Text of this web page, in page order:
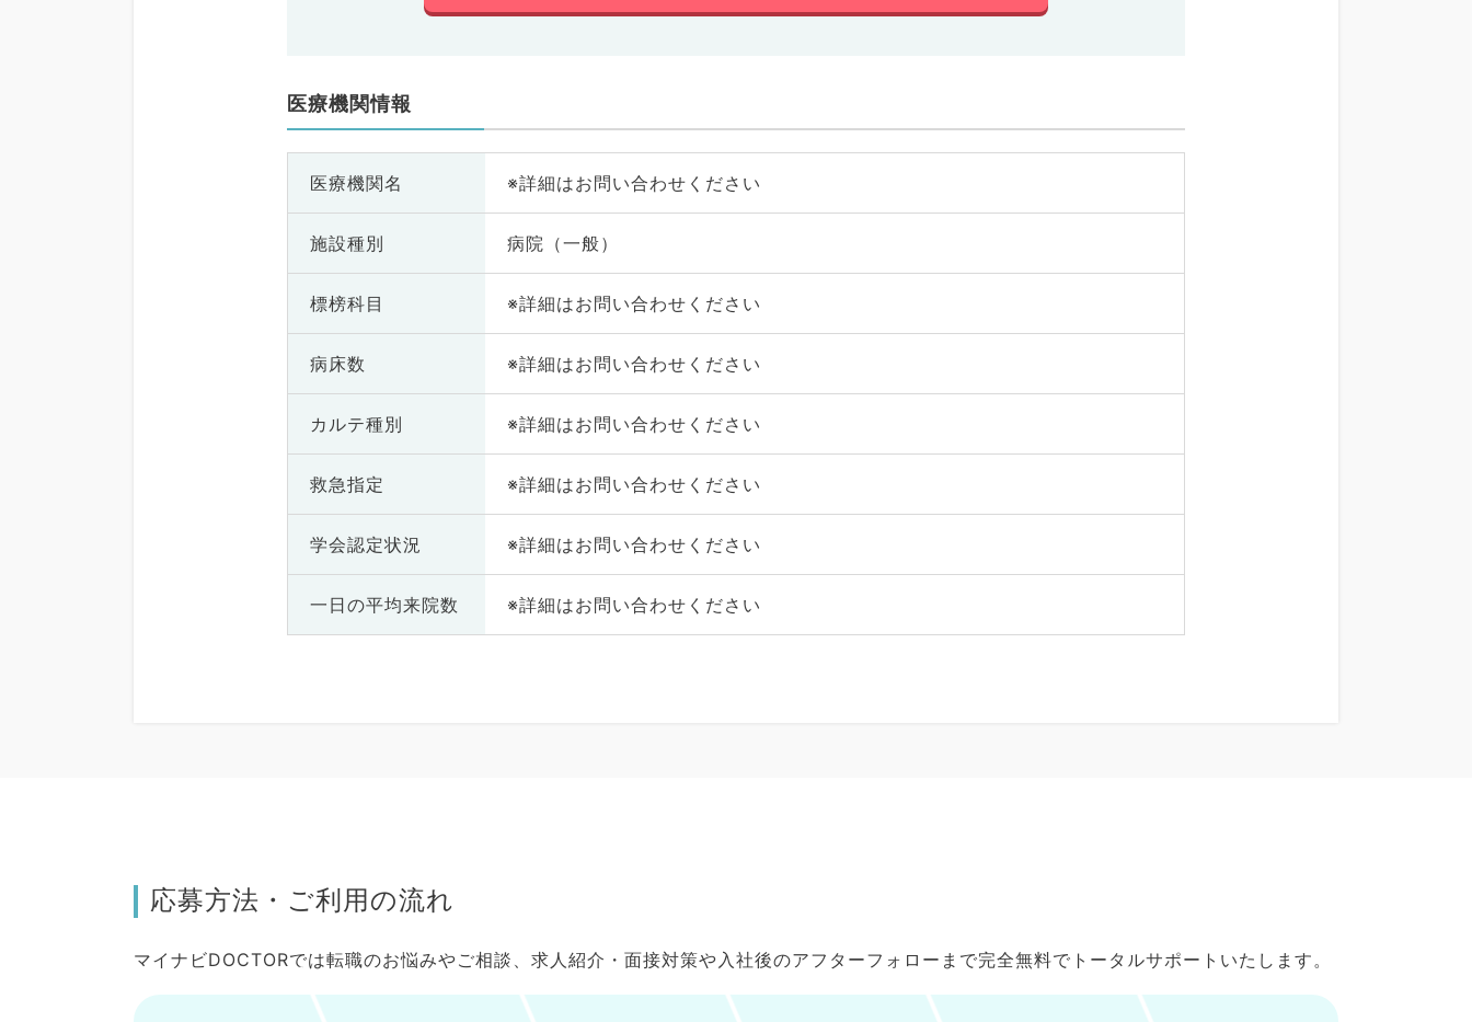
医療機関情報
医療機関名 ※詳細はお問い合わせください
施設種別 病院（一般）
標榜科目 ※詳細はお問い合わせください
病床数 ※詳細はお問い合わせください
カルテ種別 ※詳細はお問い合わせください
救急指定 ※詳細はお問い合わせください
学会認定状況 ※詳細はお問い合わせください
一日の平均来院数 ※詳細はお問い合わせください
応募方法・ご利用の流れ
マイナビDOCTORでは転職のお悩みやご相談、求人紹介・面接対策や入社後のアフターフォローまで完全無料でトータルサポートいたします。